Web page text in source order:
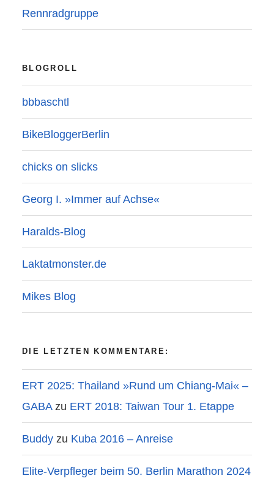
Rennradgruppe
BLOGROLL
bbbaschtl
BikeBloggerBerlin
chicks on slicks
Georg I. »Immer auf Achse«
Haralds-Blog
Laktatmonster.de
Mikes Blog
DIE LETZTEN KOMMENTARE:
ERT 2025: Thailand »Rund um Chiang-Mai« –
GABAzu ERT 2018: Taiwan Tour 1. Etappe
Buddy zu Kuba 2016 – Anreise
Elite-Verpfleger beim 50. Berlin Marathon 2024